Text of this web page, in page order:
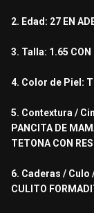
2. Edad: 27 EN
3. Talla: 1.65 CON
4. Color de Piel:
5. Contextura /
PANCITA DE
TETONA CON
6. Caderas / Culo
CULITO